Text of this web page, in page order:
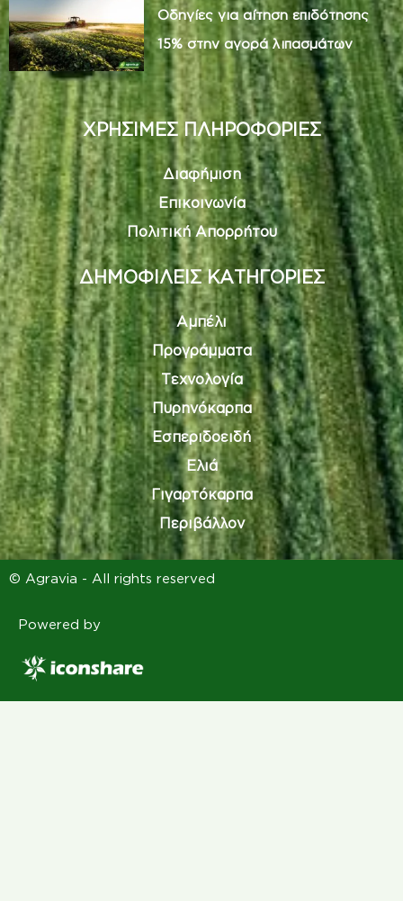
Οδηγίες για αίτηση επιδότησης
15% στην αγορά λιπασμάτων
ΧΡΗΣΙΜΕΣ ΠΛΗΡΟΦΟΡΙΕΣ
Διαφήμιση
Επικοινωνία
Πολιτική Απορρήτου
ΔΗΜΟΦΙΛΕΙΣ ΚΑΤΗΓΟΡΙΕΣ
Αμπέλι
Προγράμματα
Τεχνολογία
Πυρηνόκαρπα
Εσπεριδοειδή
Ελιά
Γιγαρτόκαρπα
Περιβάλλον
© Agravia - All rights reserved
Powered by